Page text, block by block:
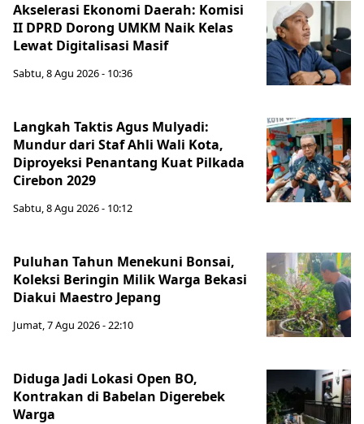
Akselerasi Ekonomi Daerah: Komisi
II DPRD Dorong UMKM Naik Kelas
Lewat Digitalisasi Masif
Sabtu, 8 Agu 2026 - 10:36
Langkah Taktis Agus Mulyadi:
Mundur dari Staf Ahli Wali Kota,
Diproyeksi Penantang Kuat Pilkada
Cirebon 2029
Sabtu, 8 Agu 2026 - 10:12
Puluhan Tahun Menekuni Bonsai,
Koleksi Beringin Milik Warga Bekasi
Diakui Maestro Jepang
Jumat, 7 Agu 2026 - 22:10
Diduga Jadi Lokasi Open BO,
Kontrakan di Babelan Digerebek
Warga